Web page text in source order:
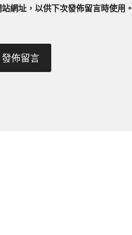
網址，以供下次發佈留言時使用。